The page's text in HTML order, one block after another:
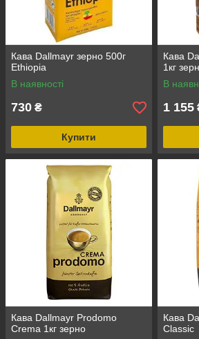
Кава Dallmayr зерно 500г
Ethiopia
В наявності
730 ₴
Купити
Кава
1кг
В
1 155
Кава Dallmayr Prodomo
Crema 1кг зерно
Кава
Classic